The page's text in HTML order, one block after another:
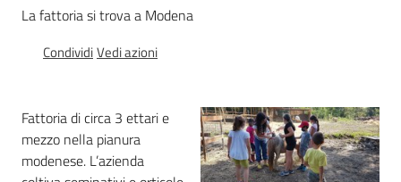
Requisiti
abilitanti
La fattoria si trova a Modena
CondividiVedi azioni
Fattoria di circa 3 ettari e
mezzo nella pianura
modenese. L’azienda